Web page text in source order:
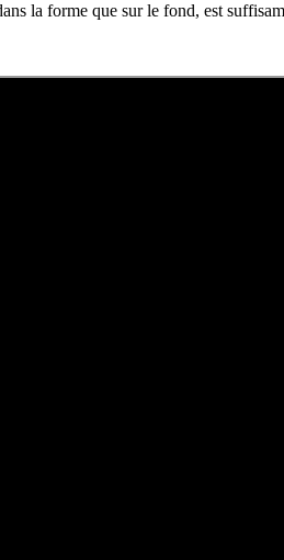
la forme que sur le fond, est